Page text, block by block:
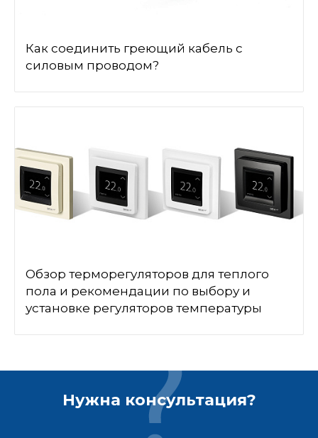
Как соединить греющий кабель с
силовым проводом?
Обзор терморегуляторов для теплого
пола и рекомендации по выбору и
установке регуляторов температуры
Нужна консультация?